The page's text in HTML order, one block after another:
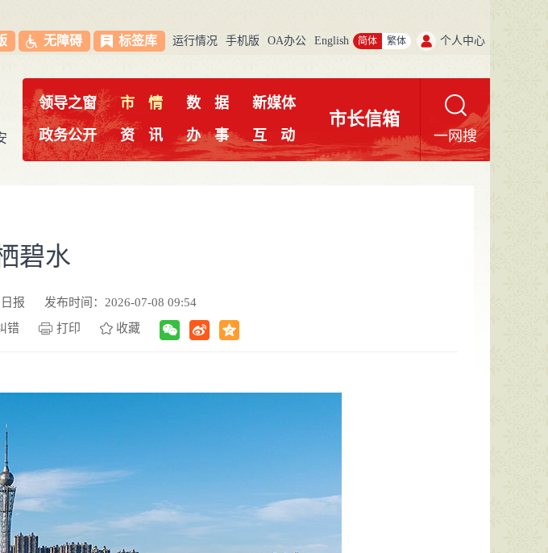
无障碍 标签库 运行情况 手机版 OA办公 English 简体 繁体 个人中心
领导之窗 市 情 数 据
新媒体
政务公开
资 讯 办 事 互 动
市长信箱
一网搜
碧水
报
发布时间：2026-07-08 09:54
错 打印 收藏